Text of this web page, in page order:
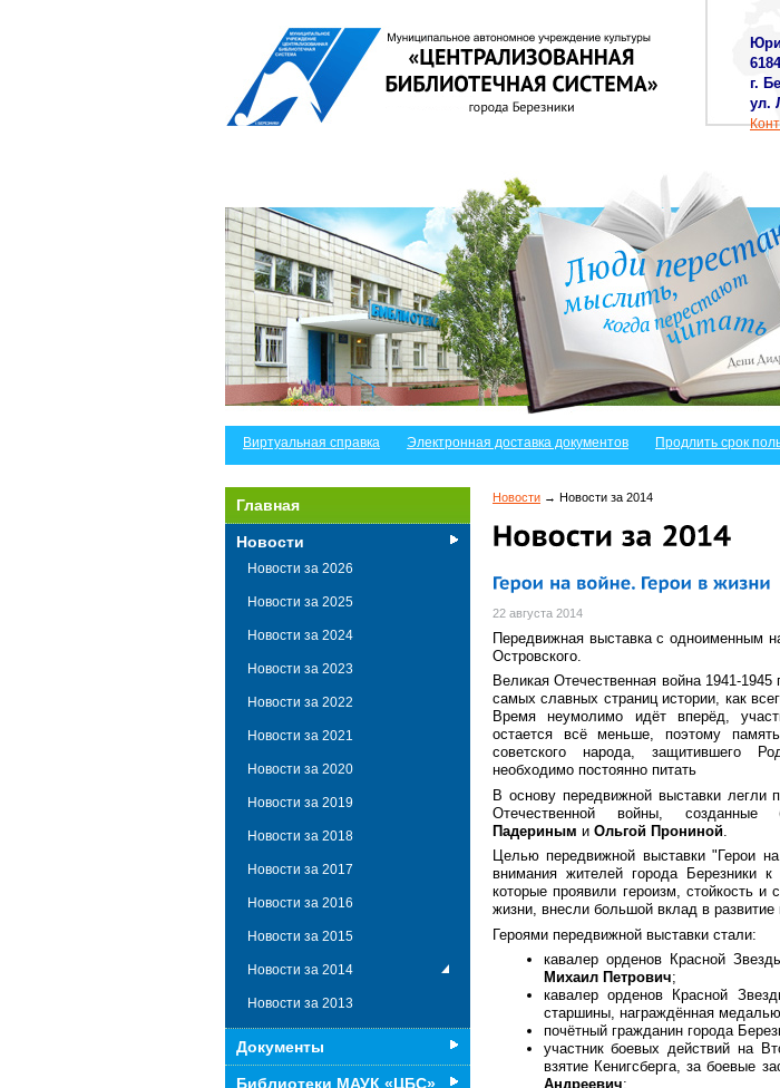
г.
ул.
Виртуальная справка Электронная доставка документов Продлить срок
Новости → Новости за 2014
22 августа 2014
Передвижная выставка с одноименным
Островского.
Великая Отечественная война 1941-
самых славных страниц истории, как
Время неумолимо идёт вперёд,
остается всё меньше, поэтому
советского народа, защитившего
необходимо постоянно питать
В основу передвижной выставки легли
Отечественной войны, созданные
Падериным и Ольгой Прониной
Целью передвижной выставки "Герои
внимания жителей города Березники
которые проявили героизм, стойкость
жизни, внесли большой вклад в развитие
Героями передвижной выставки стали:
кавалер орденов Красной
Михаил Петрович;
кавалер орденов Красной
старшины, награждённая
почётный гражданин города
участник боевых действий на
взятие Кенигсберга, за боевые
Андреевич;
Главная
Новости
Новости за 2026
Новости за 2025
Новости за 2024
Новости за 2023
Новости за 2022
Новости за 2021
Новости за 2020
Новости за 2019
Новости за 2018
Новости за 2017
Новости за 2016
Новости за 2015
Новости за 2014
Новости за 2013
Документы
Библиотеки МАУК «ЦБС»